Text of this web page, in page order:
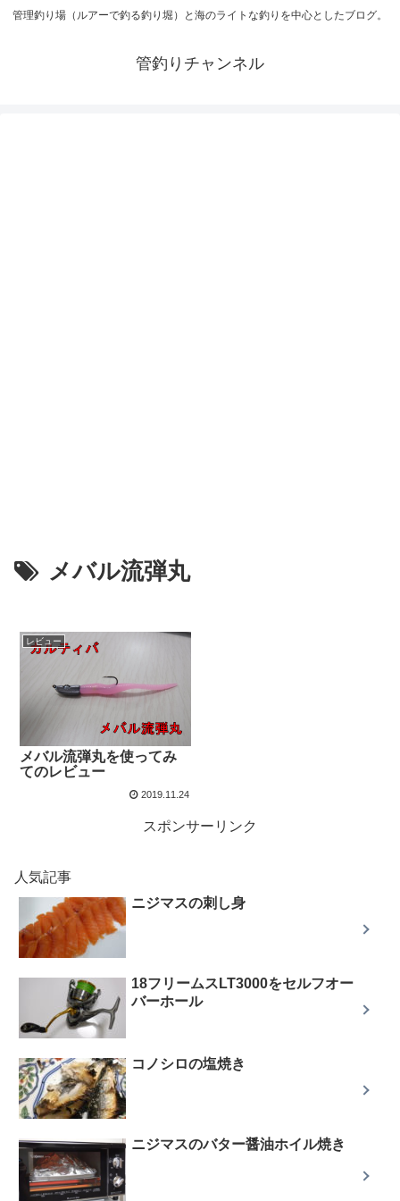
管理釣り場（ルアーで釣る釣り堀）と海のライトな釣りを中心としたブログ。
管釣りチャンネル
メバル流弾丸
レビュー
メバル流弾丸を使ってみ
てのレビュー
2019.11.24
スポンサーリンク
人気記事
ニジマスの刺し身
18フリームスLT3000をセルフオー
バーホール
コノシロの塩焼き
ニジマスのバター醤油ホイル焼き